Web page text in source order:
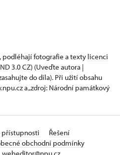
podléhají fotografie a texty licenci
3.0 CZ) (Uveďte autora |
do díla). Při užití obsahu
a „zdroj: Národní památkový
přístupnosti
Řešení
obchodní podmínky